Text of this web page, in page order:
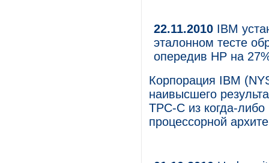
22.11.2010 IBM
эталонном тесте
опередив HP на
Корпорация IBM
наивысшего
TPC-C из когда-
процессорной